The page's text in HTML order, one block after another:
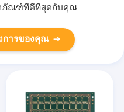
ภัณฑ์ที่ดีที่สุดกับคุณ
การของคุณ